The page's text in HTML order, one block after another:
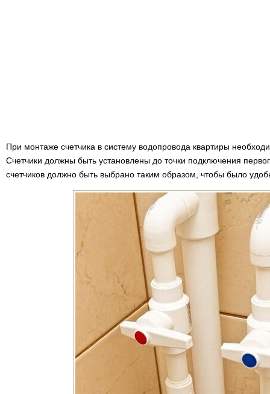
При монтаже счетчика в систему водопровода квартиры
Счетчики должны быть установлены до точки подключения
счетчиков должно быть выбрано таким образом, чтобы было